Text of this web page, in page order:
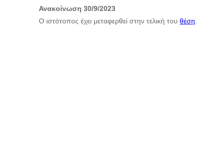
Ανακοίνωση 30/9/2023
O ιστότοπος έχει μεταφερθεί στην τελική του θέση